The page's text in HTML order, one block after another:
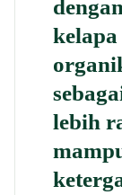
lebih